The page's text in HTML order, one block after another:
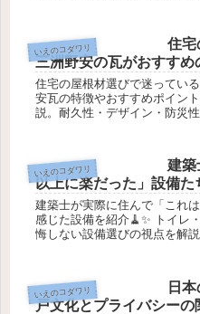
いえのコダワリ
住宅
三洲野安の瓦がおすすめ
住宅の屋根材選びで迷ってい
安瓦の特徴やおすすめポイン
説。耐久性・デザイン・防災
いえのコダワリ
建築
以上に楽だった」設備た
建築士が実際に住んで「これ
感じた設備を紹介🧹✨ トイレ
悔しない設備選びの視点を解
いえのコダワリ
日
戸文化とプライバシー